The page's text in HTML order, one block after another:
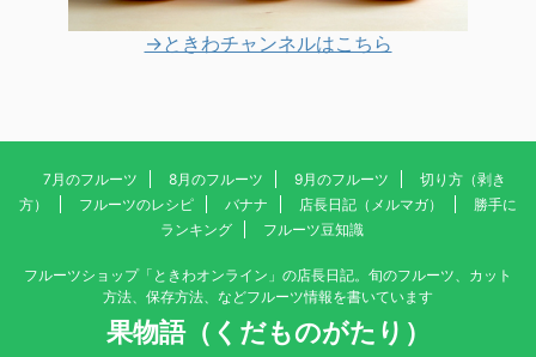
→ときわチャンネルはこちら
7月のフルーツ 8月のフルーツ 9月のフルーツ
切り方（剥き
方）
フルーツのレシピ バナナ 店長日記（メルマガ）
勝手に
ランキング
フルーツ豆知識
フルーツショップ「ときわオンライン」の店長日記。旬のフルーツ、カット
方法、保存方法、などフルーツ情報を書いています
果物語（くだものがたり）